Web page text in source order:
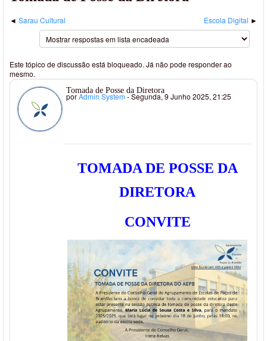
Sarau Cultural Escola Digital
Este tópico de discussão está bloqueado. Já não pode responder ao
mesmo.
Tomada de Posse da Diretora
porAdmin System - Segunda, 9 Junho 2025, 21:25
TOMADA DE POSSE DA
DIRETORA
CONVITE